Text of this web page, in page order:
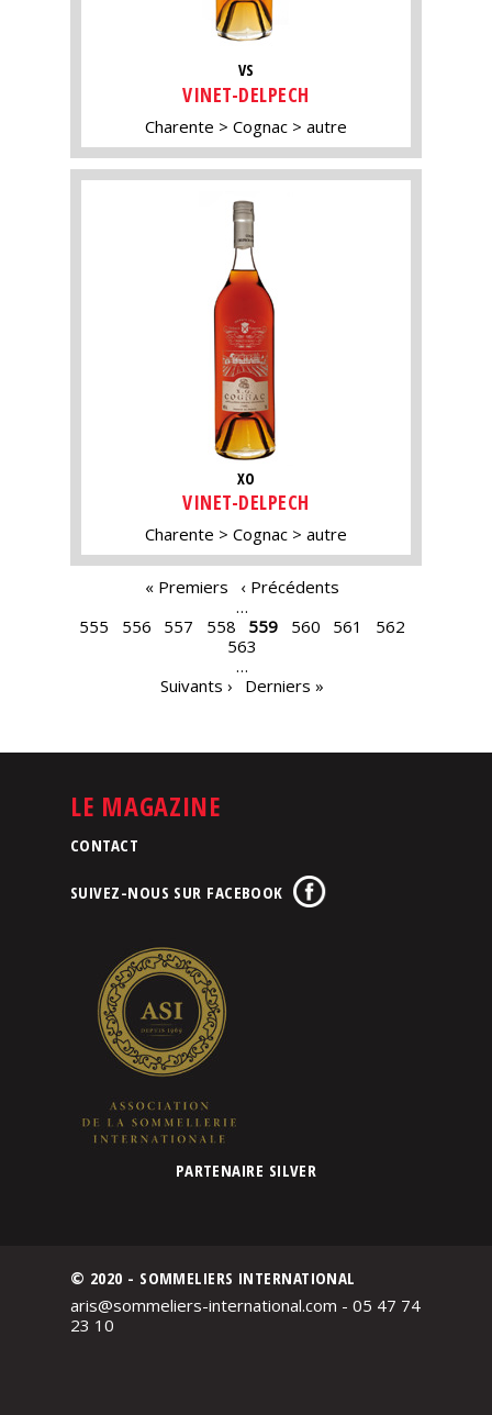
VS
VINET-DELPECH
Charente Cognac autre
XO
VINET-DELPECH
Charente Cognac autre
« Premiers
‹ Précédents
…
555
556 557 558 559 560 561
562
563
…
Suivants ›
Derniers »
LE MAGAZINE
CONTACT
SUIVEZ-NOUS SUR FACEBOOK
PARTENAIRE SILVER
© 2020 - SOMMELIERS INTERNATIONAL
aris@sommeliers-international.com - 05 47 74
23 10